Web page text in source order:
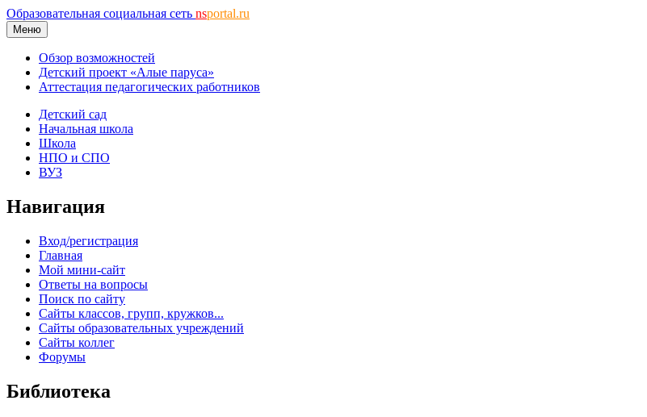
Образовательная социальная сеть nsportal.ru
Меню
Обзор возможностей
Детский проект «Алые паруса»
Аттестация педагогических работников
Детский сад
Начальная школа
Школа
НПО и СПО
ВУЗ
Навигация
Вход/регистрация
Главная
Мой мини-сайт
Ответы на вопросы
Поиск по сайту
Сайты классов, групп, кружков...
Сайты образовательных учреждений
Сайты коллег
Форумы
Библиотека